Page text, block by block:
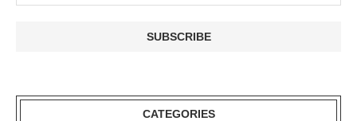
CATEGORIES